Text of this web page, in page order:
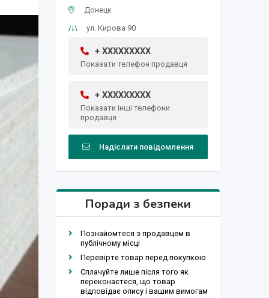
Донецк
ул. Кирова 90
+ XXXXXXXXX
Показати телефон продавця
+ XXXXXXXXX
Показати інші телефони
продавця
Надіслати повідомлення
Поради з безпеки
Познайомтеся з продавцем в
публічному місці
Перевірте товар перед покупкою
Сплачуйте лише після того як
переконаєтеся, що товар
відповідає опису і вашим вимогам